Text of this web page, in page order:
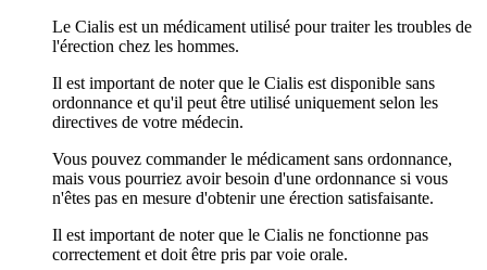
Le Cialis est un médicament utilisé pour traiter les troubles de
l'érection chez les hommes.
Il est important de noter que le Cialis est disponible sans
ordonnance et qu'il peut être utilisé uniquement selon les
directives de votre médecin.
Vous pouvez commander le médicament sans ordonnance,
mais vous pourriez avoir besoin d'une ordonnance si vous
n'êtes pas en mesure d'obtenir une érection satisfaisante.
Il est important de noter que le Cialis ne fonctionne pas
correctement et doit être pris par voie orale.